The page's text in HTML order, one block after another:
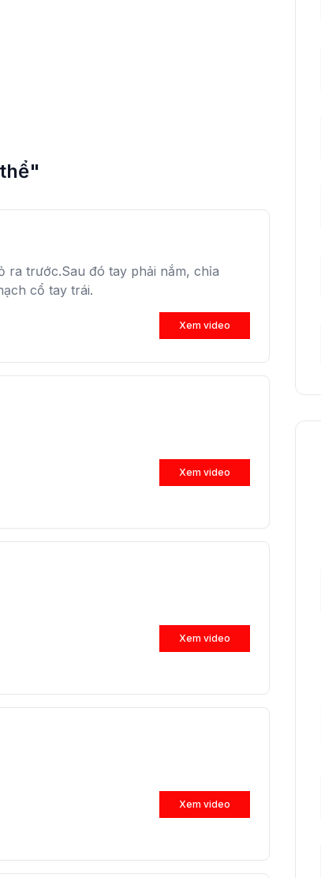
ra trước.Sau đó tay phải nắm, chỉa
cổ tay trái.
Xem video
Xem video
Xem video
Xem video